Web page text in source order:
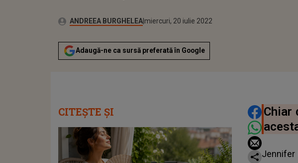
Autor:ANDREEA BURGHELEAPublicat:
sâmbătă, 13 martie 2021
Actualizat:
miercuri, 20 iulie 2022
Adaugă-ne ca sursă preferată în Google
Chiar
Jennifer
CITEȘTE ȘI